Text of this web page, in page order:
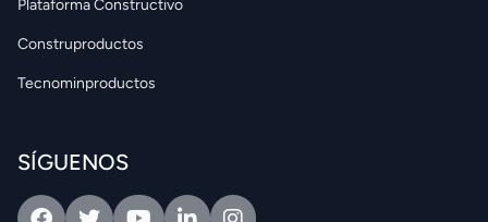
Plataforma Constructivo
Construproductos
Tecnominproductos
SÍGUENOS
FacebookTwitterYoutubeLinkedinIntagram